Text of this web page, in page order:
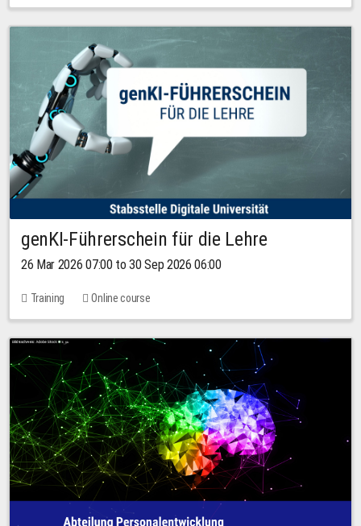
genKI-Führerschein für die Lehre
26 Mar 2026 07:00 to 30 Sep 2026 06:00
Training Online course